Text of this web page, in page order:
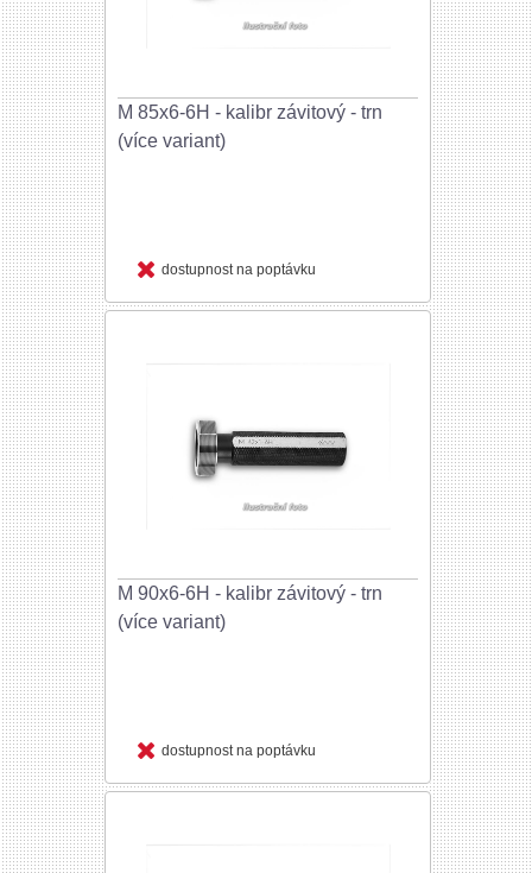
M 85x6-6H - kalibr závitový - trn
(více variant)
dostupnost na poptávku
M 90x6-6H - kalibr závitový - trn
(více variant)
dostupnost na poptávku